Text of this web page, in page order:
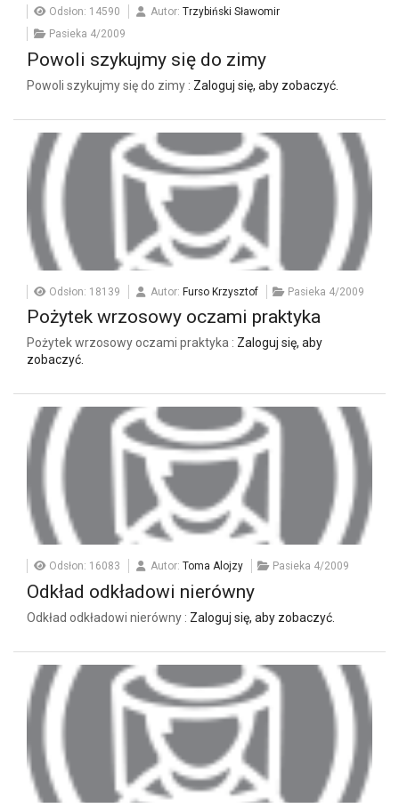
Odsłon: 14590 Autor: Trzybiński Sławomir
Pasieka 4/2009
Powoli szykujmy się do zimy
Powoli szykujmy się do zimy : Zaloguj się, aby zobaczyć.
Odsłon: 18139 Autor: Furso Krzysztof Pasieka 4/2009
Pożytek wrzosowy oczami praktyka
Pożytek wrzosowy oczami praktyka : Zaloguj się, aby
zobaczyć.
Odsłon: 16083 Autor: Toma Alojzy Pasieka 4/2009
Odkład odkładowi nierówny
Odkład odkładowi nierówny : Zaloguj się, aby zobaczyć.